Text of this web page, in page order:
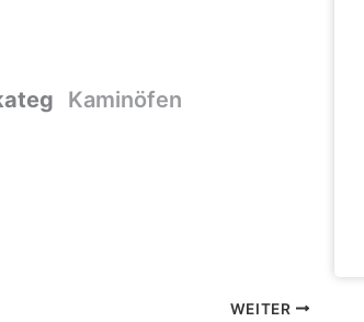
Kaminöfen
WEITER